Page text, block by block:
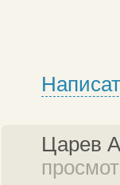
Царев